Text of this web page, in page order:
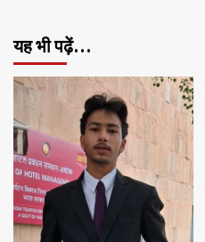
यह भी पढ़ें…